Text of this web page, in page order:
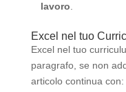
lavoro
Excel nel tuo
Excel nel tuo
paragrafo, se non
articolo continua con: